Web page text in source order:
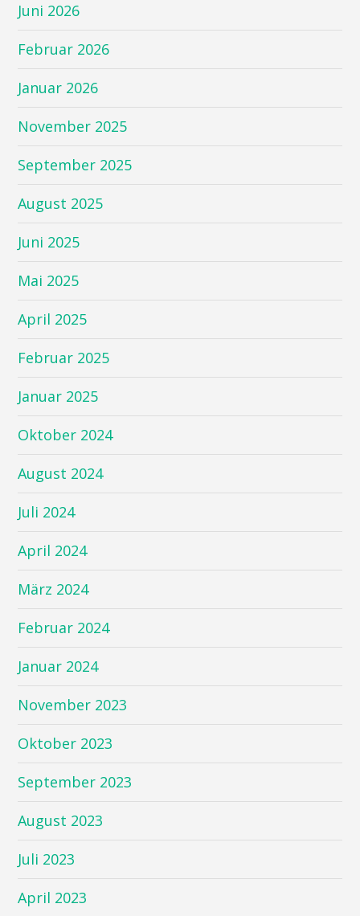
Juni 2026
Februar 2026
Januar 2026
November 2025
September 2025
August 2025
Juni 2025
Mai 2025
April 2025
Februar 2025
Januar 2025
Oktober 2024
August 2024
Juli 2024
April 2024
März 2024
Februar 2024
Januar 2024
November 2023
Oktober 2023
September 2023
August 2023
Juli 2023
April 2023